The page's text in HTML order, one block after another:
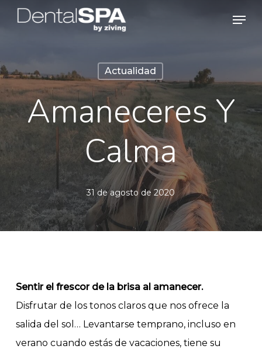
Skip
content
Menu
Actualidad
Amaneceres Y
Calma
31 de agosto de 2020
Sentir el frescor de la brisa al amanecer.
Disfrutar de los tonos claros que nos ofrece la
salida del sol… Levantarse temprano, incluso en
verano cuando estás de vacaciones, tiene su